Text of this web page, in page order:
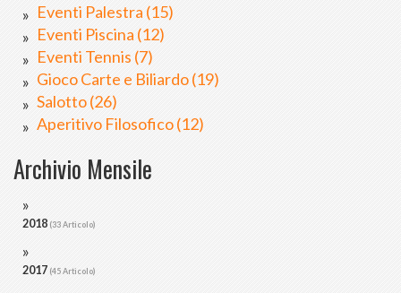
Eventi Palestra (15)
Eventi Piscina (12)
Eventi Tennis (7)
Gioco Carte e Biliardo (19)
Salotto (26)
Aperitivo Filosofico (12)
Archivio Mensile
2018 (33 Articolo)
2017 (45 Articolo)